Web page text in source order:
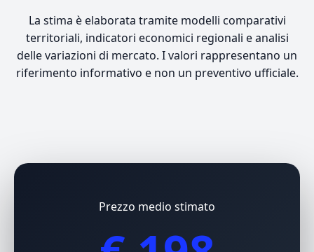
La stima è elaborata tramite modelli comparativi
territoriali, indicatori economici regionali e analisi
delle variazioni di mercato. I valori rappresentano un
riferimento informativo e non un preventivo ufficiale.
Prezzo medio stimato